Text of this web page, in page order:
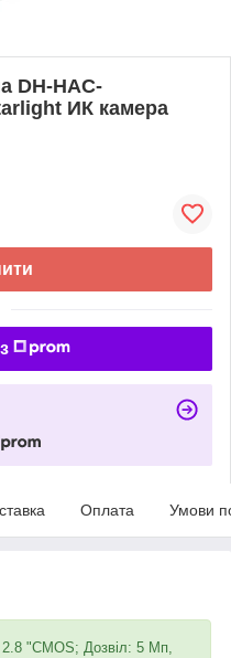
DH-HAC-
ИК камера
Оплата Умови
"CMOS; Дозвіл: 5 Мп,